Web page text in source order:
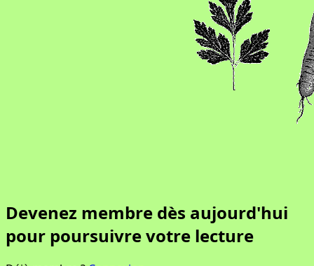
Devenez membre dès aujourd'hui
pour poursuivre votre lecture